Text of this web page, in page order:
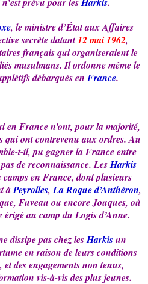
, le ministre d’État aux Affaires
secrète datant12 mai 1962,
français qui organiseraient le
musulmans. Il ordonne même le
débarqués enFrance.
en France n’ont, pour la majorité,
qui ont contrevenu aux ordres. Au
t-il, pu gagner la France entre
de reconnaissance. LesHarkis
en France, dont plusieurs
àPeyrolles,La Roque d’Anthéron,
Fuveau ou encore Jouques, où
au camp du Logis d’Anne.
dissipe pas chez lesHarkisun
en raison de leurs conditions
des engagements non tenus,
vis-à-vis des plus jeunes.